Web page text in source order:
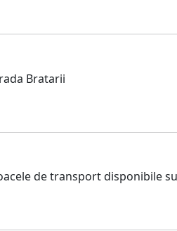
Bratarii
de transport disponibile